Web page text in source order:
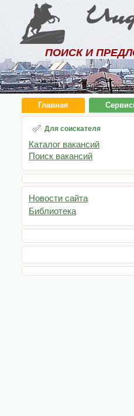
ПОИСК И
Главная
Для соискателя
Каталог вакансий
Поиск вакансий
Новости сайта
Библиотека